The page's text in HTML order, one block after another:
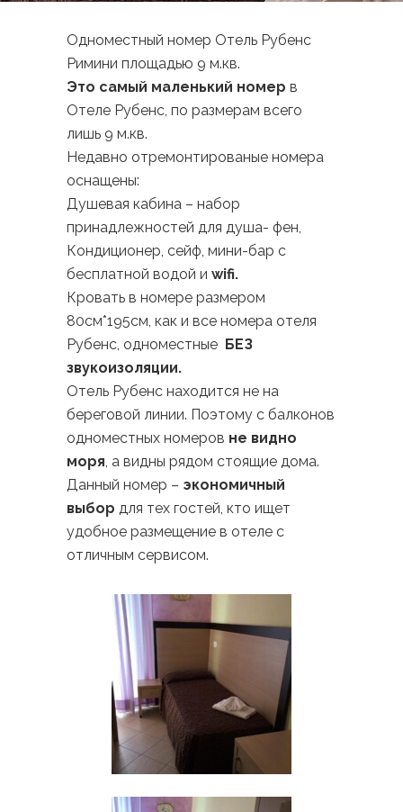
Одноместный номер Отель Рубенс
Римини площадью 9 м.кв.
Это самый маленький номер в
Отеле Рубенс, по размерам всего
лишь 9 м.кв.
Недавно отремонтированые номера
оснащены:
Душевая кабина – набор
принадлежностей для душа- фен,
Кондиционер, сейф, мини-бар с
бесплатной водой и wifi.
Кровать в номере размером
80см*195см, как и все номера отеля
Рубенс, одноместные БЕЗ
звукоизоляции.
Отель Рубенс находится не на
береговой линии. Поэтому с балконов
одноместных номеров не видно
моря, а видны рядом стоящие дома.
Данный номер – экономичный
выбор для тех гостей, кто ищет
удобное размещение в отеле с
отличным сервисом.